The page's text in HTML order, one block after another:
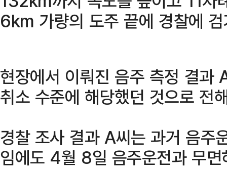
6km 가량의 도주 끝에 경찰에
현장에서 이뤄진 음주 측정 결과
취소 수준에 해당했던 것으로 전
경찰 조사 결과 A씨는 과거 음주
임에도 4월 8일 음주운전과 무